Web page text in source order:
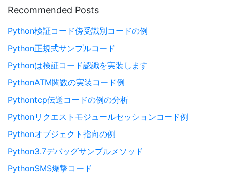
Recommended Posts
Python検証コード傍受識別コードの例
Python正規式サンプルコード
Pythonは検証コード認識を実装します
PythonATM関数の実装コード例
Pythontcp伝送コードの例の分析
Pythonリクエストモジュールセッションコード例
Pythonオブジェクト指向の例
Python3.7デバッグサンプルメソッド
PythonSMS爆撃コード